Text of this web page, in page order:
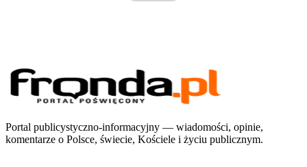
Portal publicystyczno-informacyjny — wiadomości, opinie,
komentarze o Polsce, świecie, Kościele i życiu publicznym.